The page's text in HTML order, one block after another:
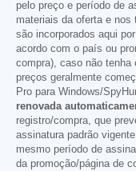
pelo preço e período de
materiais da oferta e nos
são incorporados aqui
acordo com o país ou
compra), caso não tenha
preços geralmente
Pro para Windows/
renovada
registro/compra, que
assinatura padrão
mesmo período de
da promoção/página de